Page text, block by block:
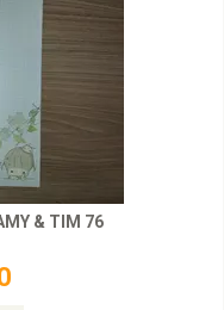
& TIM 76